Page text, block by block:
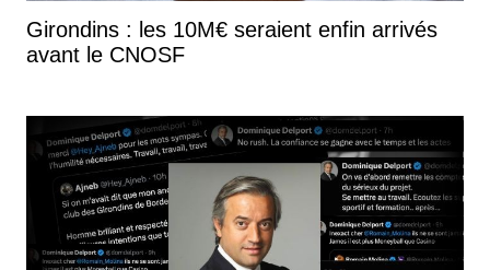
Girondins : les 10M€ seraient enfin arrivés
avant le CNOSF